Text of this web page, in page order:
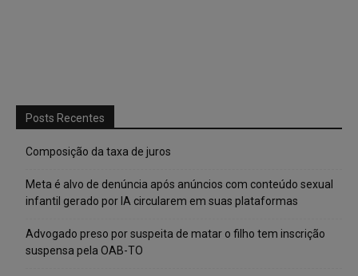
Posts Recentes
Composição da taxa de juros
Meta é alvo de denúncia após anúncios com conteúdo sexual
infantil gerado por IA circularem em suas plataformas
Advogado preso por suspeita de matar o filho tem inscrição
suspensa pela OAB-TO